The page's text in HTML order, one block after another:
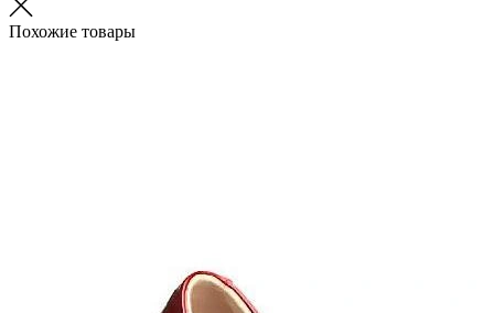
Похожие товары